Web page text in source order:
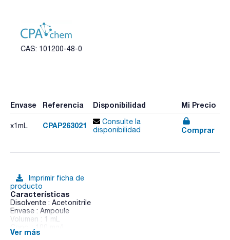
CAS: 101200-48-0
Envase Referencia Disponibilidad Mi Precio
x1mL CPAP263021
Consulte la
disponibilidad
Comprar
Imprimir ficha de
producto
Características
Disolvente : Acetonitrile
Envase : Ampoule
Volumen : 1 mL
CAS : [101200-48-0]
Ver más